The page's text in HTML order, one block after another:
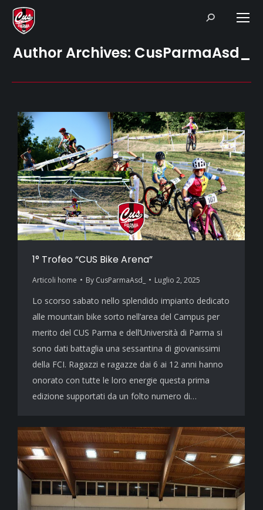
Search:
Author Archives: CusParmaAsd_
1° Trofeo “CUS Bike Arena”
Articoli home By CusParmaAsd_ Luglio 2, 2025
Lo scorso sabato nello splendido impianto dedicato
alle mountain bike sorto nell’area del Campus per
merito del CUS Parma e dell’Università di Parma si
sono dati battaglia una sessantina di giovanissimi
della FCI. Ragazzi e ragazze dai 6 ai 12 anni hanno
onorato con tutte le loro energie questa prima
edizione supportati da un folto numero di…